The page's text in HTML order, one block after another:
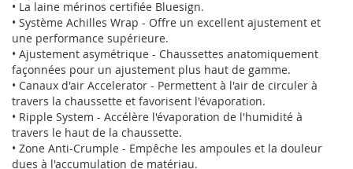
• La laine mérinos certifiée Bluesign.
• Système Achilles Wrap - Offre un excellent ajustement et
une performance supérieure.
• Ajustement asymétrique - Chaussettes anatomiquement
façonnées pour un ajustement plus haut de gamme.
• Canaux d'air Accelerator - Permettent à l'air de circuler à
travers la chaussette et favorisent l'évaporation.
• Ripple System - Accélère l'évaporation de l'humidité à
travers le haut de la chaussette.
• Zone Anti-Crumple - Empêche les ampoules et la douleur
dues à l'accumulation de matériau.